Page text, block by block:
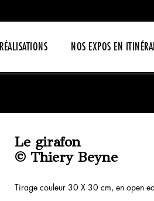
RÉALISATIONS NOS EXPOS EN
Le girafon
© Thiery Beyne
Tirage couleur 30 X 30 cm, en open